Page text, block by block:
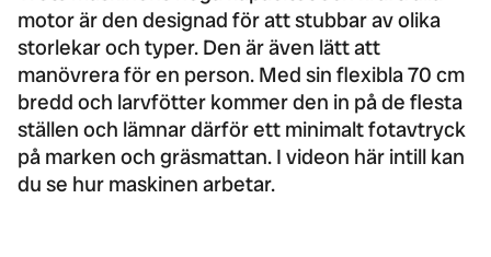
motor är den designad för att stubbar av olika
storlekar och typer. Den är även lätt att
manövrera för en person. Med sin flexibla 70 cm
bredd och larvfötter kommer den in på de flesta
ställen och lämnar därför ett minimalt fotavtryck
på marken och gräsmattan. I videon här intill kan
du se hur maskinen arbetar.